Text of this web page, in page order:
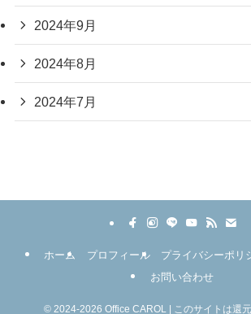
2024年9月
2024年8月
2024年7月
ホーム プロフィール プライバシーポリ
お問い合わせ
© 2024-2026 Office CAROL | このサイトは還